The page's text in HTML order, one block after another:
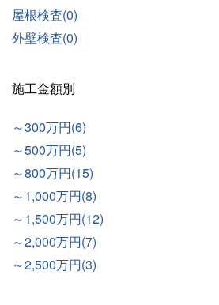
屋根検査(0)
外壁検査(0)
施工金額別
～300万円(6)
～500万円(5)
～800万円(15)
～1,000万円(8)
～1,500万円(12)
～2,000万円(7)
～2,500万円(3)